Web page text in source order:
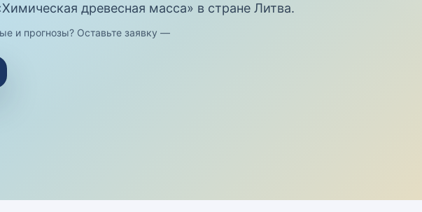
древесная масса» в стране Литва.
и прогнозы? Оставьте заявку —